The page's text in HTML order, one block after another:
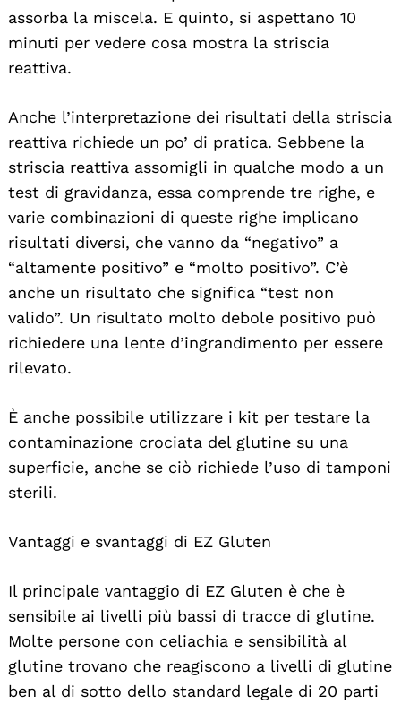
assorba la miscela. E quinto, si aspettano 10
minuti per vedere cosa mostra la striscia
reattiva.
Anche l’interpretazione dei risultati della striscia
reattiva richiede un po’ di pratica. Sebbene la
striscia reattiva assomigli in qualche modo a un
test di gravidanza, essa comprende tre righe, e
varie combinazioni di queste righe implicano
risultati diversi, che vanno da “negativo” a
“altamente positivo” e “molto positivo”. C’è
anche un risultato che significa “test non
valido”. Un risultato molto debole positivo può
richiedere una lente d’ingrandimento per essere
rilevato.
È anche possibile utilizzare i kit per testare la
contaminazione crociata del glutine su una
superficie, anche se ciò richiede l’uso di tamponi
sterili.
Vantaggi e svantaggi di EZ Gluten
Il principale vantaggio di EZ Gluten è che è
sensibile ai livelli più bassi di tracce di glutine.
Molte persone con celiachia e sensibilità al
glutine trovano che reagiscono a livelli di glutine
ben al di sotto dello standard legale di 20 parti
For: